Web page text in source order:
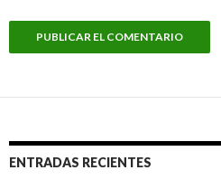
ENTRADAS RECIENTES